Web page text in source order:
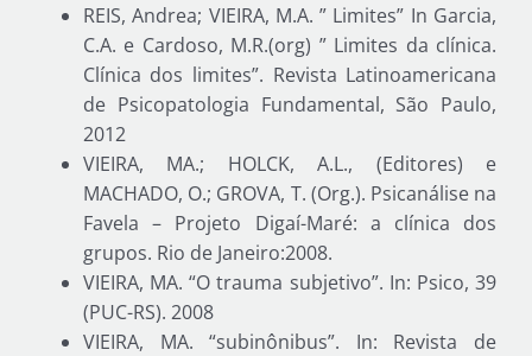
REIS, Andrea; VIEIRA, M.A. ” Limites” In Garcia,
C.A. e Cardoso, M.R.(org) ” Limites da clínica.
Clínica dos limites”. Revista Latinoamericana
de Psicopatologia Fundamental, São Paulo,
2012
VIEIRA, MA.; HOLCK, A.L., (Editores) e
MACHADO, O.; GROVA, T. (Org.). Psicanálise na
Favela – Projeto Digaí-Maré: a clínica dos
grupos. Rio de Janeiro:2008.
VIEIRA, MA. “O trauma subjetivo”. In: Psico, 39
(PUC-RS). 2008
VIEIRA, MA. “subinônibus”. In: Revista de